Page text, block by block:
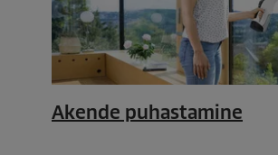
Akende puhastamine